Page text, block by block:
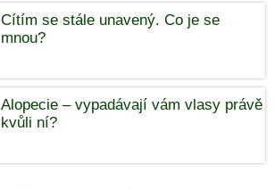
Cítím se stále unavený. Co je se
mnou?
Alopecie – vypadávají vám vlasy právě
kvůli ní?